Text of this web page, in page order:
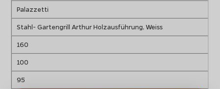
Palazzetti
Stahl- Gartengrill Arthur Holzausführung, Weiss
160
100
95